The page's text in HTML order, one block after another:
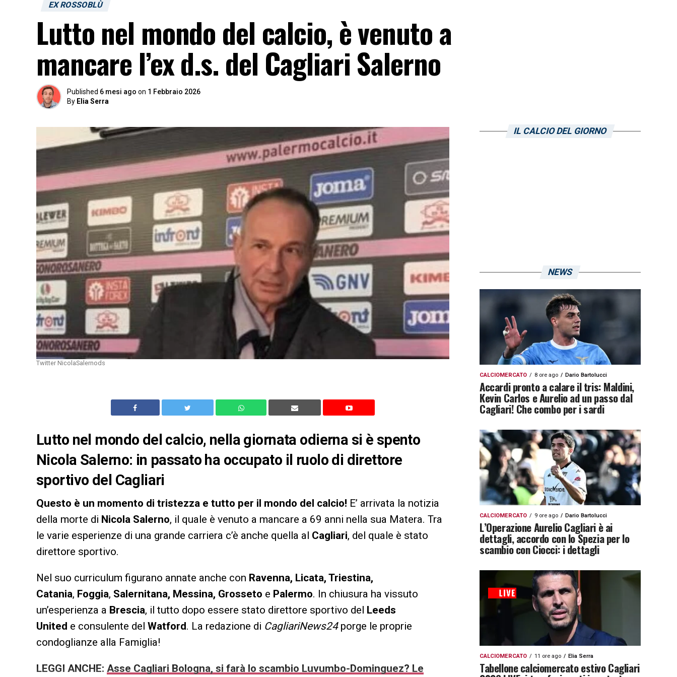
EX ROSSOBLÙ
Lutto nel mondo del calcio, è venuto a
mancare l’ex d.s. del Cagliari Salerno
Published 6 mesi ago on 1 Febbraio 2026
By Elia Serra
Twitter NicolaSalernods
Lutto nel mondo del calcio, nella giornata odierna si è spento
Nicola Salerno: in passato ha occupato il ruolo di direttore
sportivo del Cagliari
Questo è un momento di tristezza e tutto per il mondo del calcio! E’ arrivata la notizia
della morte di Nicola Salerno, il quale è venuto a mancare a 69 anni nella sua Matera. Tra
le varie esperienze di una grande carriera c’è anche quella al Cagliari, del quale è stato
direttore sportivo.
Nel suo curriculum figurano annate anche con Ravenna, Licata, Triestina,
Catania, Foggia, Salernitana, Messina, Grosseto e Palermo. In chiusura ha vissuto
un’esperienza a Brescia, il tutto dopo essere stato direttore sportivo del Leeds
United e consulente del Watford. La redazione di CagliariNews24 porge le proprie
condoglianze alla Famiglia!
LEGGI ANCHE: Asse Cagliari Bologna, si farà lo scambio Luvumbo-Dominguez? Le
IL CALCIO DEL GIORNO
NEWS
CALCIOMERCATO 8 ore ago Dario Bartolucci
Accardi pronto a calare il tris: Maldini,
Kevin Carlos e Aurelio ad un passo dal
Cagliari! Che combo per i sardi
CALCIOMERCATO 9 ore ago Dario Bartolucci
L’Operazione Aurelio Cagliari è ai
dettagli, accordo con lo Spezia per lo
scambio con Ciocci: i dettagli
CALCIOMERCATO 11 ore ago Elia Serra
Tabellone calciomercato estivo Cagliari